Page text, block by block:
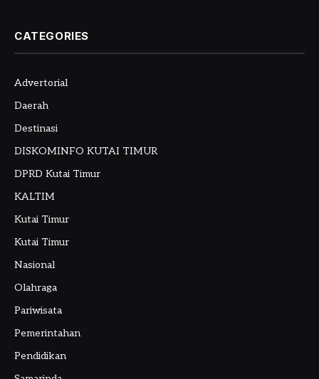
CATEGORIES
Advertorial
Daerah
Destinasi
DISKOMINFO KUTAI TIMUR
DPRD Kutai Timur
KALTIM
Kutai Timur
Kutai Timur
Nasional
Olahraga
Pariwisata
Pemerintahan
Pendidikan